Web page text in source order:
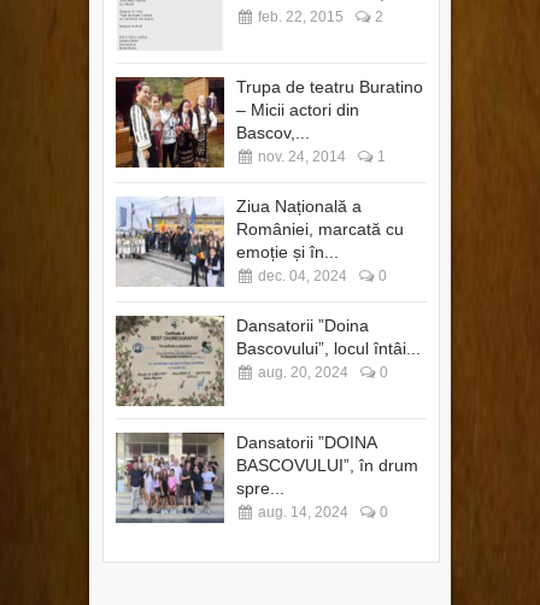
feb. 22, 2015 2
Trupa de teatru Buratino
– Micii actori din
Bascov,...
nov. 24, 2014 1
Ziua Națională a
României, marcată cu
emoție și în...
dec. 04, 2024 0
Dansatorii ”Doina
Bascovului”, locul întâi...
aug. 20, 2024 0
Dansatorii ”DOINA
BASCOVULUI”, în drum
spre...
aug. 14, 2024 0